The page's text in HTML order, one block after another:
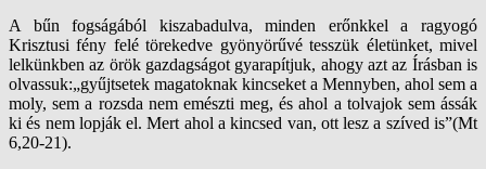
A bűn fogságából kiszabadulva, minden erőnkkel a ragyogó
Krisztusi fény felé törekedve gyönyörűvé tesszük életünket, mivel
lelkünkben az örök gazdagságot gyarapítjuk, ahogy azt az Írásban is
olvassuk:„gyűjtsetek magatoknak kincseket a Mennyben, ahol sem a
moly, sem a rozsda nem emészti meg, és ahol a tolvajok sem ássák
ki és nem lopják el. Mert ahol a kincsed van, ott lesz a szíved is”(Mt
6,20-21).